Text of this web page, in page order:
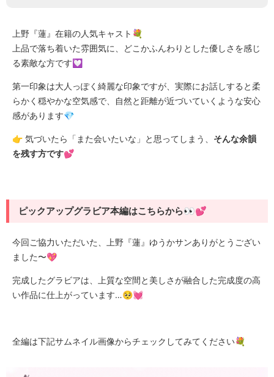
上野『蓮』在籍の人気キャスト💐
上品で落ち着いた雰囲気に、どこかふんわりとした優しさを感じ
る素敵な方です💟
第一印象は大人っぽく綺麗な印象ですが、実際にお話しすると柔
らかく穏やかな空気感で、自然と距離が近づいていくような安心
感があります💎
👉 気づいたら「また会いたいな」と思ってしまう、 そんな余韻
を残す方です💕
ピックアップグラビア本編はこちらから👀💕
今回ご協力いただいた、上野『蓮』ゆうかサンありがとうござい
ました〜💖
完成したグラビアは、上質な空間と美しさが融合した完成度の高
い作品に仕上がっています…🥺💓
全編は下記サムネイル画像からチェックしてみてください💐